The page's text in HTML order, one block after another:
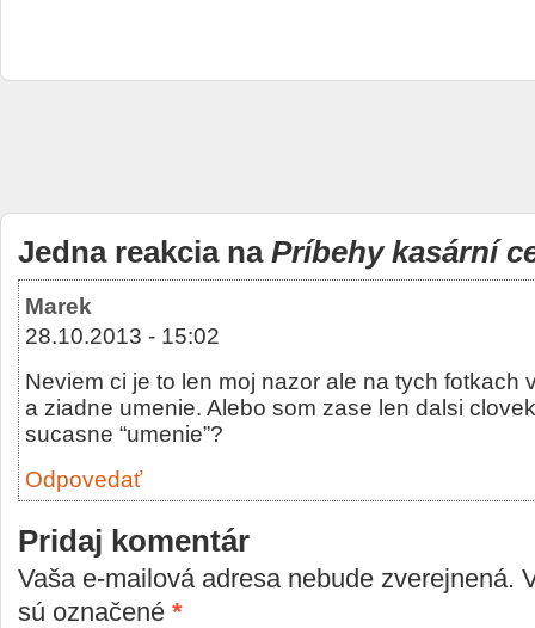
Jedna reakcia na Príbehy kasární
Marek
28.10.2013 - 15:02
Neviem ci je to len moj nazor ale na tych fotkach
a ziadne umenie. Alebo som zase len dalsi
sucasne “umenie”?
Odpovedať
Pridaj komentár
Vaša e-mailová adresa nebude zverejnená.
sú označené *